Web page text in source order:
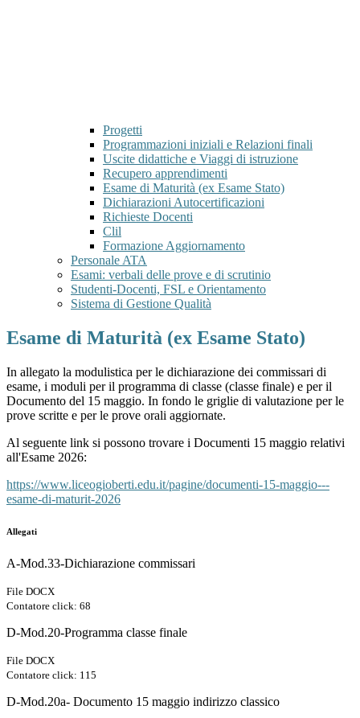
Progetti
Programmazioni iniziali e Relazioni finali
Uscite didattiche e Viaggi di istruzione
Recupero apprendimenti
Esame di Maturità (ex Esame Stato)
Dichiarazioni Autocertificazioni
Richieste Docenti
Clil
Formazione Aggiornamento
Personale ATA
Esami: verbali delle prove e di scrutinio
Studenti-Docenti, FSL e Orientamento
Sistema di Gestione Qualità
Esame di Maturità (ex Esame Stato)
In allegato la modulistica per le dichiarazione dei commissari di
esame, i moduli per il programma di classe (classe finale) e per il
Documento del 15 maggio. In fondo le griglie di valutazione per le
prove scritte e per le prove orali aggiornate.
Al seguente link si possono trovare i Documenti 15 maggio relativi
all'Esame 2026:
https://www.liceogioberti.edu.it/pagine/documenti-15-maggio---
esame-di-maturit-2026
Allegati
A-Mod.33-Dichiarazione commissari
File DOCX
Contatore click: 68
D-Mod.20-Programma classe finale
File DOCX
Contatore click: 115
D-Mod.20a- Documento 15 maggio indirizzo classico